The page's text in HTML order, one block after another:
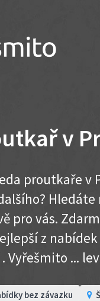
v
proutkaře v
Hledáte
pro vás.
z
Vyřešmito ...
bez závazku